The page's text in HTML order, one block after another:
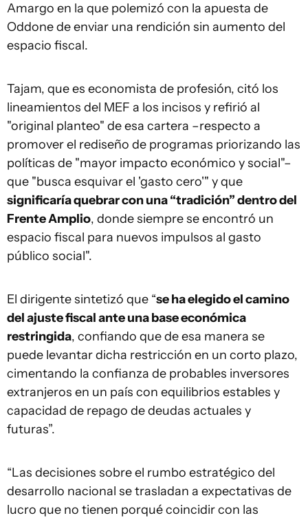
Amargo en la que polemizó con la apuesta de
Oddone de enviar una rendición sin aumento del
espacio fiscal.
Tajam, que es economista de profesión, citó los
lineamientos del MEF a los incisos y refirió al
"original planteo" de esa cartera –respecto a
promover el rediseño de programas priorizando las
políticas de "mayor impacto económico y social"–
que "busca esquivar el 'gasto cero'" y que
significaría quebrar con una “tradición” dentro del
Frente Amplio, donde siempre se encontró un
espacio fiscal para nuevos impulsos al gasto
público social".
El dirigente sintetizó que “se ha elegido el camino
del ajuste fiscal ante una base económica
restringida, confiando que de esa manera se
puede levantar dicha restricción en un corto plazo,
cimentando la confianza de probables inversores
extranjeros en un país con equilibrios estables y
capacidad de repago de deudas actuales y
futuras”.
“Las decisiones sobre el rumbo estratégico del
desarrollo nacional se trasladan a expectativas de
lucro que no tienen porqué coincidir con las